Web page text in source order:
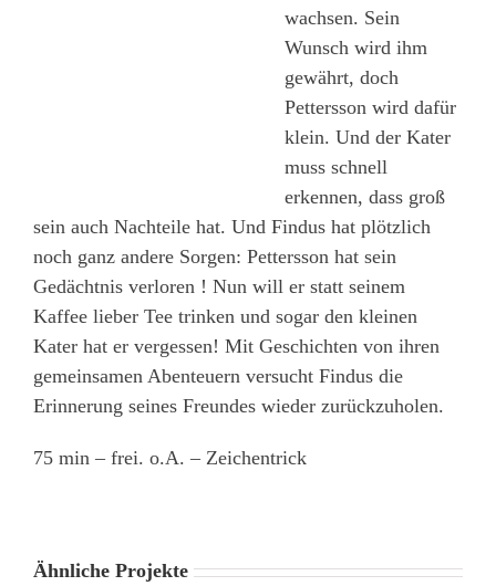
wachsen. Sein
Wunsch wird ihm
gewährt, doch
Pettersson wird dafür
klein. Und der Kater
muss schnell
erkennen, dass groß
sein auch Nachteile hat. Und Findus hat plötzlich
noch ganz andere Sorgen: Pettersson hat sein
Gedächtnis verloren ! Nun will er statt seinem
Kaffee lieber Tee trinken und sogar den kleinen
Kater hat er vergessen! Mit Geschichten von ihren
gemeinsamen Abenteuern versucht Findus die
Erinnerung seines Freundes wieder zurückzuholen.
75 min – frei. o.A. – Zeichentrick
Ähnliche Projekte